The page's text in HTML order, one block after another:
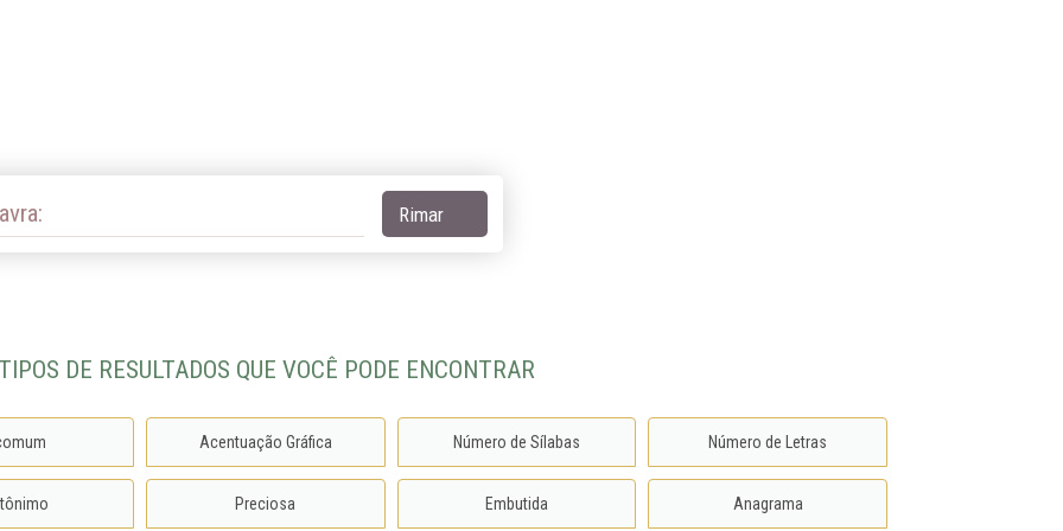
Rimar
TIPOS DE RESULTADOS QUE VOCÊ PODE ENCONTRAR
Acentuação Gráfica Número de Sílabas Número de Letras
Preciosa Embutida Anagrama